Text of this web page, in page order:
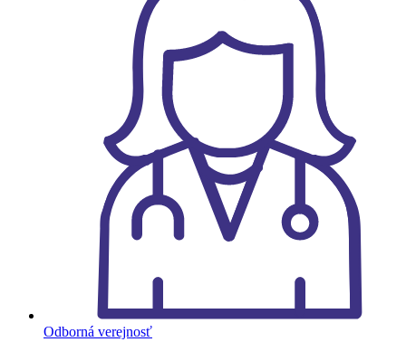
Odborná verejnosť